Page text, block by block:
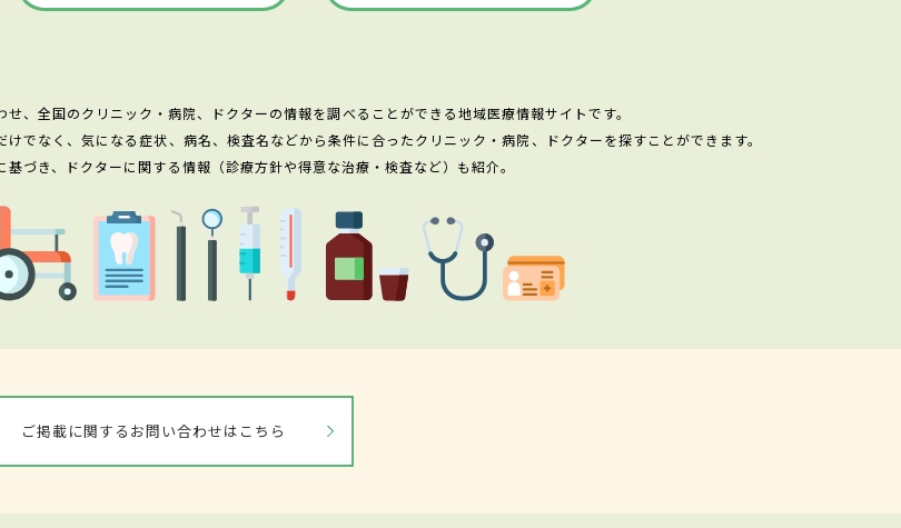
、全国のクリニック・病院、ドクターの情報を調べることができる地域医療情報サイトです。
でなく、気になる症状、病名、検査名などから条件に合ったクリニック・病院、ドクターを探すことができます。
づき、ドクターに関する情報（診療方針や得意な治療・検査など）も紹介。
ご掲載に関するお問い合わせはこちら